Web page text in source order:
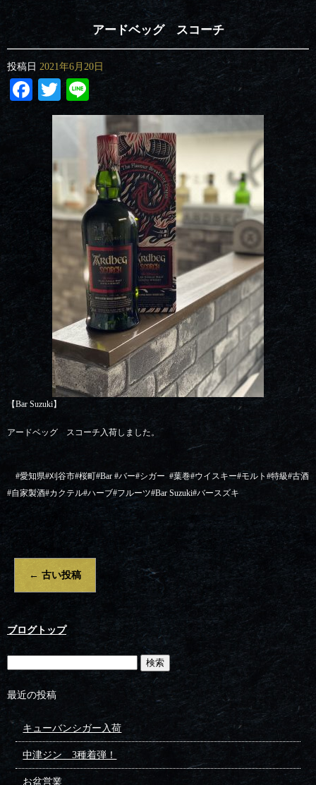
アードベッグ スコーチ
投稿日 2021年6月20日
Facebook
Twitter
Line
【Bar Suzuki】
アードベッグ スコーチ入荷しました。
#愛知県#刈谷市#桜町#Bar #バー#シガー #葉巻#ウイスキー#モルト #特級#古酒
#自家製酒#カクテル#ハーブ#フルーツ#Bar Suzuki#バースズキ
←古い投稿
ブログトップ
最近の投稿
キューバンシガー入荷
中津ジン 3種着弾！
お盆営業